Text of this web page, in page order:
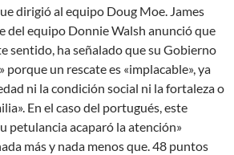
dirigió al equipo Doug Moe. James
del equipo Donnie Walsh anunció que
sentido, ha señalado que su Gobierno
porque un rescate es «implacable», ya
ni la condición social ni la fortaleza o
En el caso del portugués, este
petulancia acaparó la atención»
más y nada menos que. 48 puntos